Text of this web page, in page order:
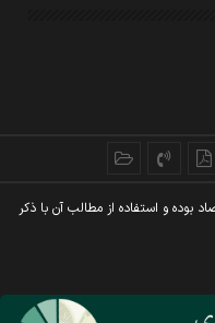
بوده و استفاده از مطالب آن با ذکر